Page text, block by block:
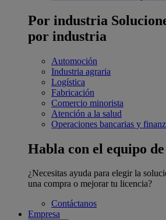
Por industria
por industria
Automoción
Industria agraria
Logística
Fabricación
Comercio minorista
Atención a la salud
Operaciones bancarias y
Habla con el equipo
¿Necesitas ayuda para elegir la
una compra o mejorar tu licencia?
Contáctanos
Empresa